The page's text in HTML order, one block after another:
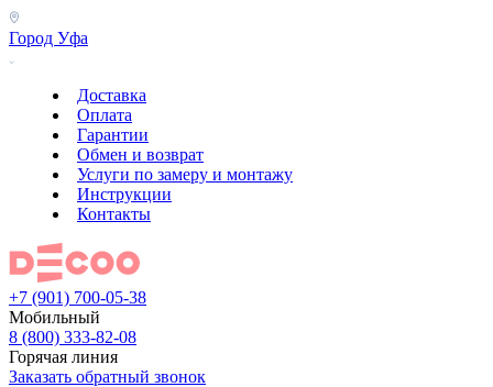
Город Уфа
Доставка
Оплата
Гарантии
Обмен и возврат
Услуги по замеру и монтажу
Инструкции
Контакты
+7 (901) 700-05-38
Мобильный
8 (800) 333-82-08
Горячая линия
Заказать обратный звонок